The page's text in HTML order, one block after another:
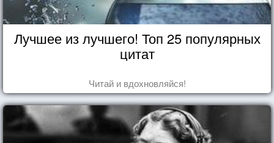
Лучшее из лучшего! Топ 25 популярных
цитат
Читай и вдохновляйся!